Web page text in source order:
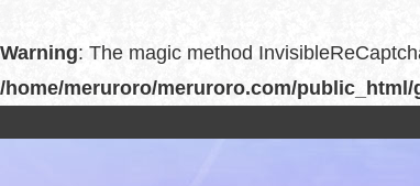
Warning: The magic method
/home/meruroro/meruroro.com/